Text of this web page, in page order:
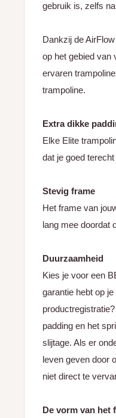
gebruik is, zelfs
Dankzij de
op het gebied van
ervaren
trampoline.
Extra dikke
Elke Elite
dat je goed
Stevig frame
Het frame van
lang mee doordat
Duurzaamheid
Kies je voor een
garantie hebt op
padding en het
slijtage. Als er
leven geven door
niet direct te
De vorm van het